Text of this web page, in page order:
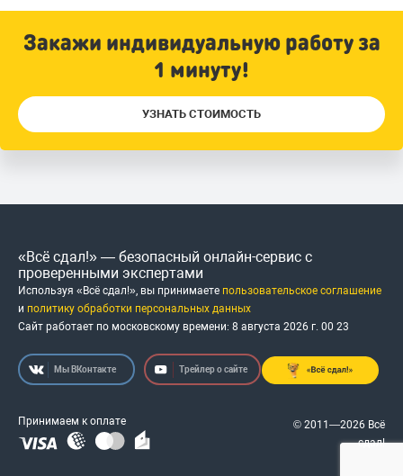
Закажи индивидуальную работу за
1 минуту!
УЗНАТЬ СТОИМОСТЬ
«Всё сдал!» — безопасный онлайн-сервис с
проверенными экспертами
Используя «Всё сдал!», вы принимаете пользовательское соглашение
и политику обработки персональных данных
Сайт работает по московскому времени: 8 августа 2026 г. 00 23
Мы ВКонтакте Трейлер о сайте
Принимаем к оплате
© 2011—2026 Всё
сдал!